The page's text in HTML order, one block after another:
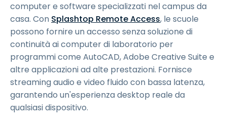
computer e software specializzati nel campus da
casa. Con Splashtop Remote Access, le scuole
possono fornire un accesso senza soluzione di
continuità ai computer di laboratorio per
programmi come AutoCAD, Adobe Creative Suite e
altre applicazioni ad alte prestazioni. Fornisce
streaming audio e video fluido con bassa latenza,
garantendo un'esperienza desktop reale da
qualsiasi dispositivo.